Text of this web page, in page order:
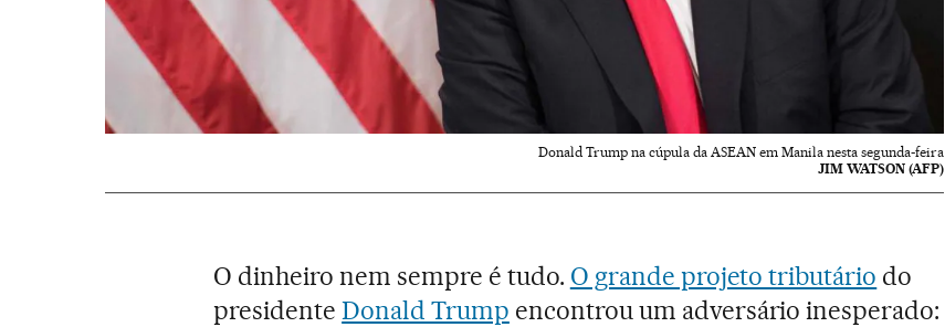
Donald Trump na cúpula da ASEAN em Manila nesta segunda-feira
JIM WATSON (AFP)
O dinheiro nem sempre é tudo. O grande projeto tributário do
presidenteDonald Trump encontrou um adversário inesperado: